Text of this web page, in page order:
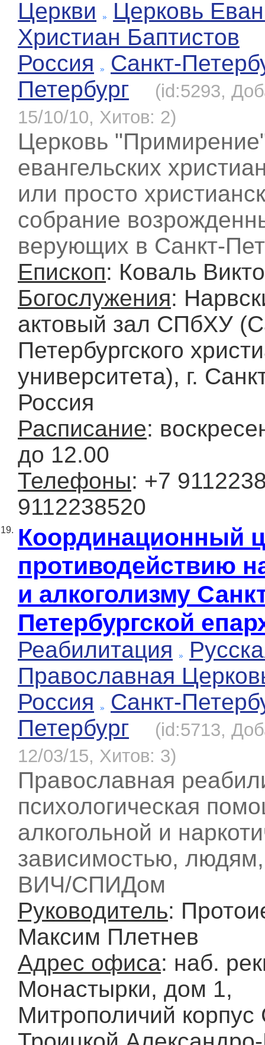
Церкви
Церковь
Христиан Баптистов
Россия
Санкт-
Петербург
(id:5293,
15/10/10, Хитов: 2)
Церковь
евангельских
или просто
собрание
верующих в Санкт-
Епископ: Коваль
Богослужения:
актовый зал СПбХУ
Петербургского
университета), г.
Россия
Расписание:
до 12.00
Телефоны: +7
9112238520
19. Координационный
противодействию
и алкоголизму
Петербургской
Реабилитация
Православная
Россия
Санкт-
Петербург
(id:5713,
12/03/15, Хитов: 3)
Православная
психологическая
алкогольной и
зависимостью,
ВИЧ/СПИДом
Руководитель:
Максим Плетнев
Адрес офиса: наб.
Монастырки, дом 1,
Митрополичий корпус